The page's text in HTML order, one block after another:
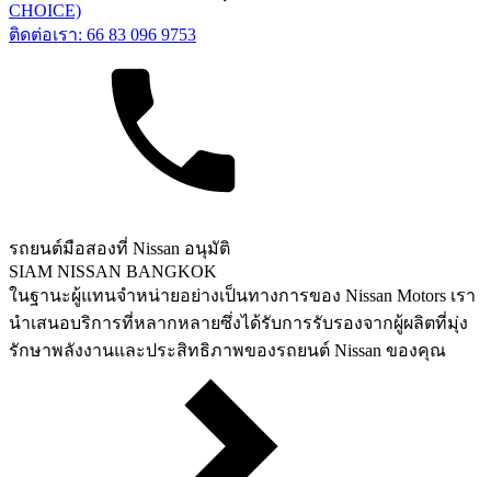
CHOICE)
ติดต่อเรา: 66 83 096 9753
รถยนต์มือสองที่ Nissan อนุมัติ
SIAM NISSAN BANGKOK
ในฐานะผู้แทนจำหน่ายอย่างเป็นทางการของ Nissan Motors เรา
นำเสนอบริการที่หลากหลายซึ่งได้รับการรับรองจากผู้ผลิตที่มุ่ง
รักษาพลังงานและประสิทธิภาพของรถยนต์ Nissan ของคุณ